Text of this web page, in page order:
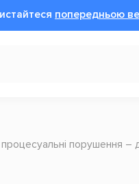
попередньою
порушення –